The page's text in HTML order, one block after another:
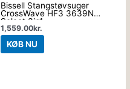
Bissell Stangstøvsuger
CrossWave HF3 3639N
Select 3in1
1,559.00kr.
KØB NU